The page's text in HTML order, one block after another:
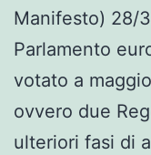
Manifesto) 28/
Parlamento
votato a
ovvero due
ulteriori fasi di